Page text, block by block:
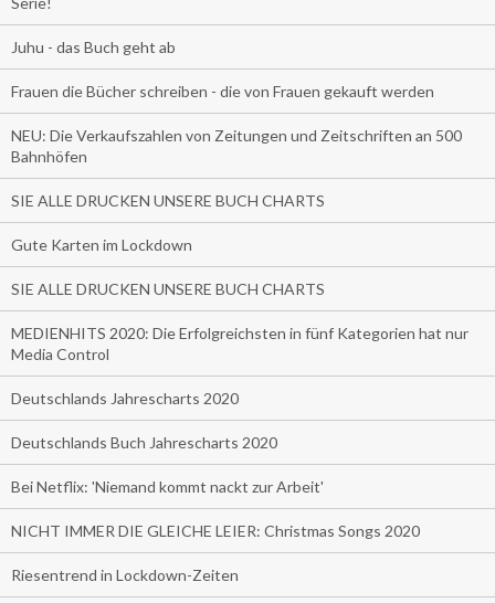
Juhu - das Buch geht ab
Frauen die Bücher schreiben - die von Frauen gekauft werden
NEU: Die Verkaufszahlen von Zeitungen und Zeitschriften an 500
Bahnhöfen
SIE ALLE DRUCKEN UNSERE BUCH CHARTS
Gute Karten im Lockdown
SIE ALLE DRUCKEN UNSERE BUCH CHARTS
MEDIENHITS 2020: Die Erfolgreichsten in fünf Kategorien hat nur
Media Control
Deutschlands Jahrescharts 2020
Deutschlands Buch Jahrescharts 2020
Bei Netflix: 'Niemand kommt nackt zur Arbeit'
NICHT IMMER DIE GLEICHE LEIER: Christmas Songs 2020
Riesentrend in Lockdown-Zeiten